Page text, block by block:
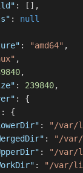
: [ ] ,
:
null
: "amd64" ,
,
,
: 239840,
:
{
:
{
:
"/var/
:
"/var/
:
"/var/
:
"/var/lib/